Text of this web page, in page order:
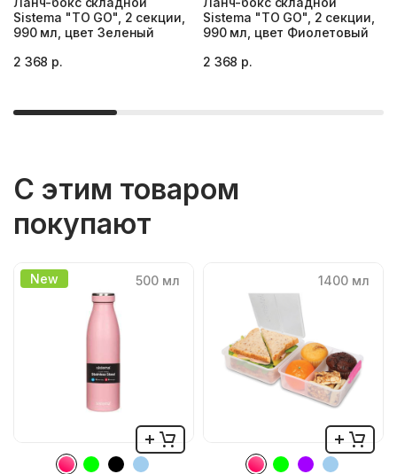
Sistema "TO GO", 2 секции,
990 мл, цвет Зеленый
2 368 р.
Sistema "TO GO", 2 секции,
990 мл, цвет Фиолетовый
2 368 р.
С этим товаром
покупают
New 500 мл 1400 мл